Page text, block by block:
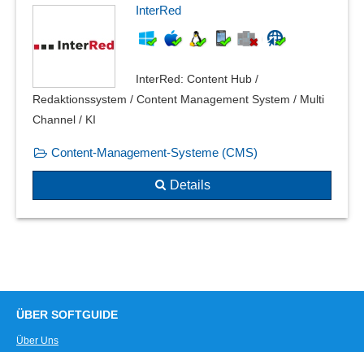
InterRed
InterRed: Content Hub /
Redaktionssystem / Content Management System / Multi
Channel / KI
Content-Management-Systeme (CMS)
Details
ÜBER SOFTGUIDE
Über Uns